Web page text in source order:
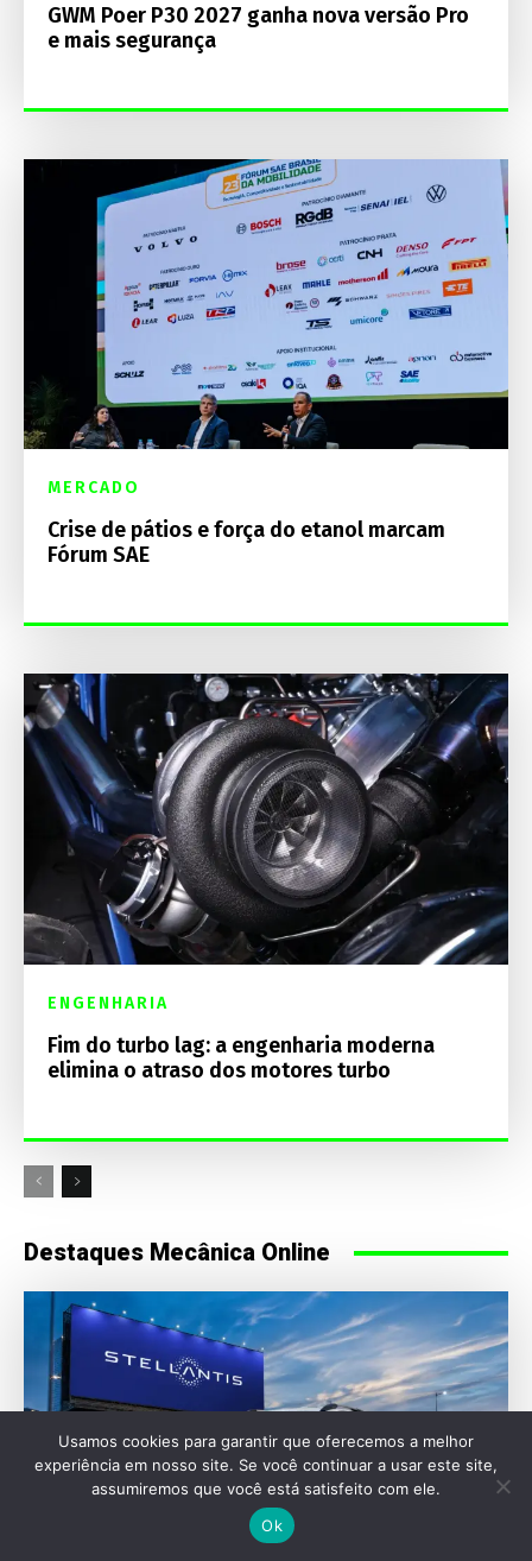
GWM Poer P30 2027 ganha nova versão Pro
e mais segurança
MERCADO
Crise de pátios e força do etanol marcam
Fórum SAE
ENGENHARIA
Fim do turbo lag: a engenharia moderna
elimina o atraso dos motores turbo
Destaques Mecânica Online
Usamos cookies para garantir que oferecemos a melhor
experiência em nosso site. Se você continuar a usar este site,
assumiremos que você está satisfeito com ele.
Ok